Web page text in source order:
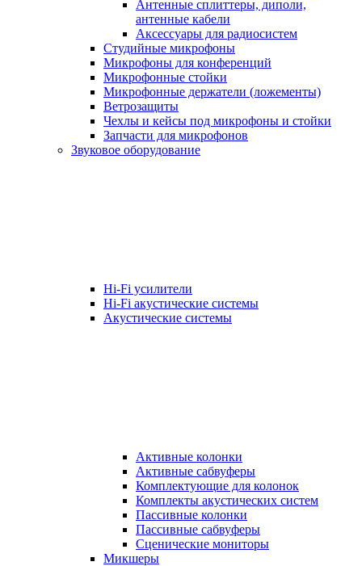
Антенные сплиттеры, диполи,
антенные кабели
Аксесcуары для радиосистем
Студийные микрофоны
Микрофоны для конференций
Микрофонные стойки
Микрофонные держатели (ложементы)
Ветрозащиты
Чехлы и кейсы под микрофоны и стойки
Запчасти для микрофонов
Звуковое оборудование
Hi-Fi усилители
Hi-Fi акустические системы
Акустические системы
Активные колонки
Активные сабвуферы
Комплектующие для колонок
Комплекты акустических систем
Пассивные колонки
Пассивные сабвуферы
Сценические мониторы
Микшеры